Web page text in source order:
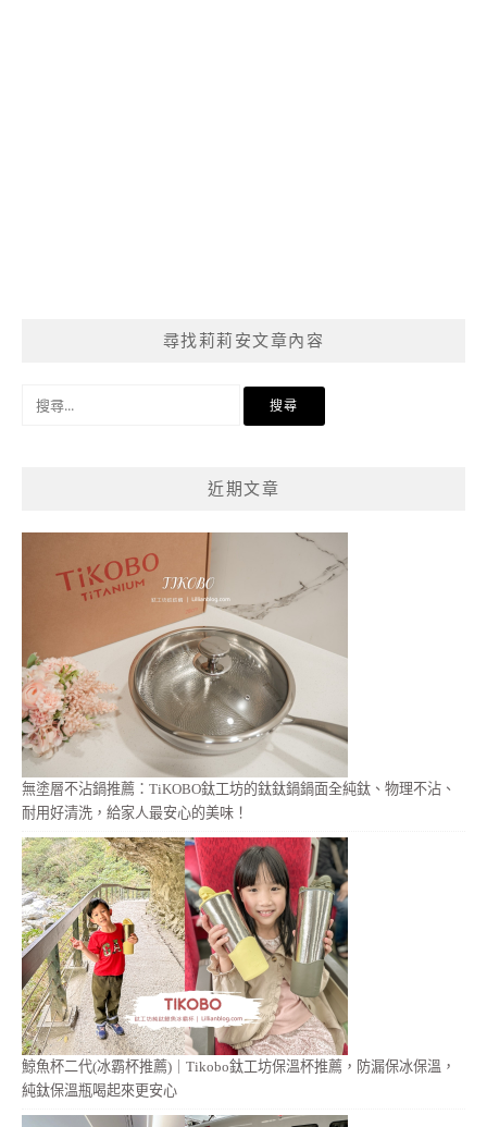
尋找莉莉安文章內容
近期文章
無塗層不沾鍋推薦：TiKOBO鈦工坊的鈦鈦鍋鍋面全純鈦、物理不沾、
耐用好清洗，給家人最安心的美味！
鯨魚杯二代(冰霸杯推薦)｜Tikobo鈦工坊保溫杯推薦，防漏保冰保溫，
純鈦保溫瓶喝起來更安心